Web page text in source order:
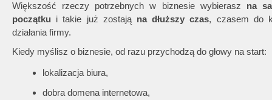
Większość rzeczy potrzebnych w biznesie wybierasz na
początku i takie już zostają na dłuższy czas, czasem do
działania firmy.
Kiedy myślisz o biznesie, od razu przychodzą do głowy na start:
lokalizacja biura,
dobra domena internetowa,